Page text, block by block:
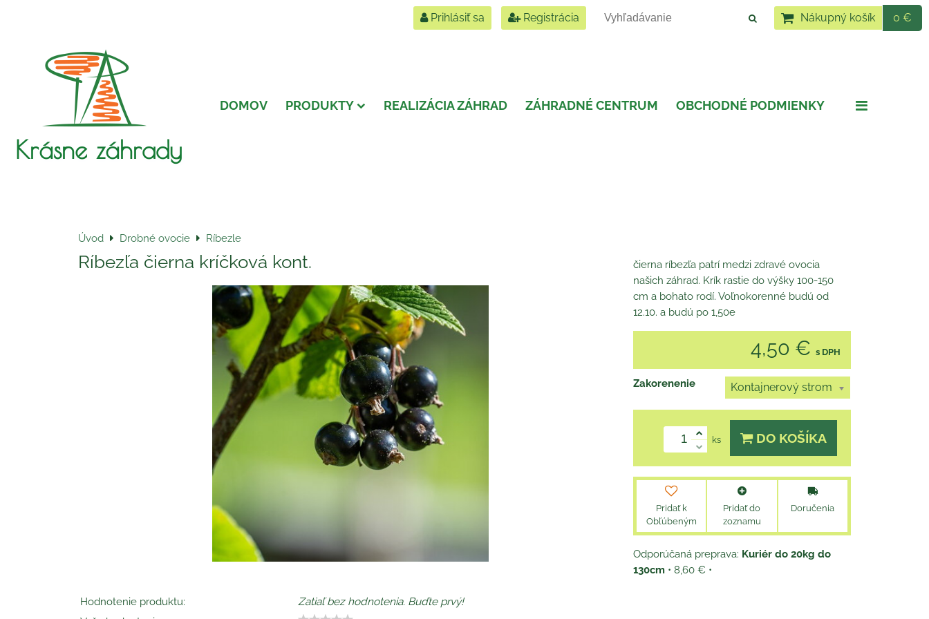
Prihlásiť sa Registrácia Nákupný košík 0 €
Krásne záhrady
DOMOV PRODUKTY REALIZÁCIA ZÁHRAD ZÁHRADNÉ CENTRUM OBCHODNÉ PODMIENKY
Úvod Drobné ovocie Ríbezle
Ríbezľa čierna kríčková kont.
Hodnotenie produktu:
Zatiaľ bez hodnotenia. Buďte prvý!
čierna ríbezľa patrí medzi zdravé ovocia
našich záhrad. Krík rastie do výšky 100-150
cm a bohato rodí. Voľnokorenné budú od
12.10. a budú po 1,50e
4,50 € s DPH
Zakorenenie Kontajnerový strom
ks DO KOŠÍKA
Pridať k
Obľúbeným
Pridať do
zoznamu
Doručenia
Kuriér do 20kg do
130cm • 8,60 € •